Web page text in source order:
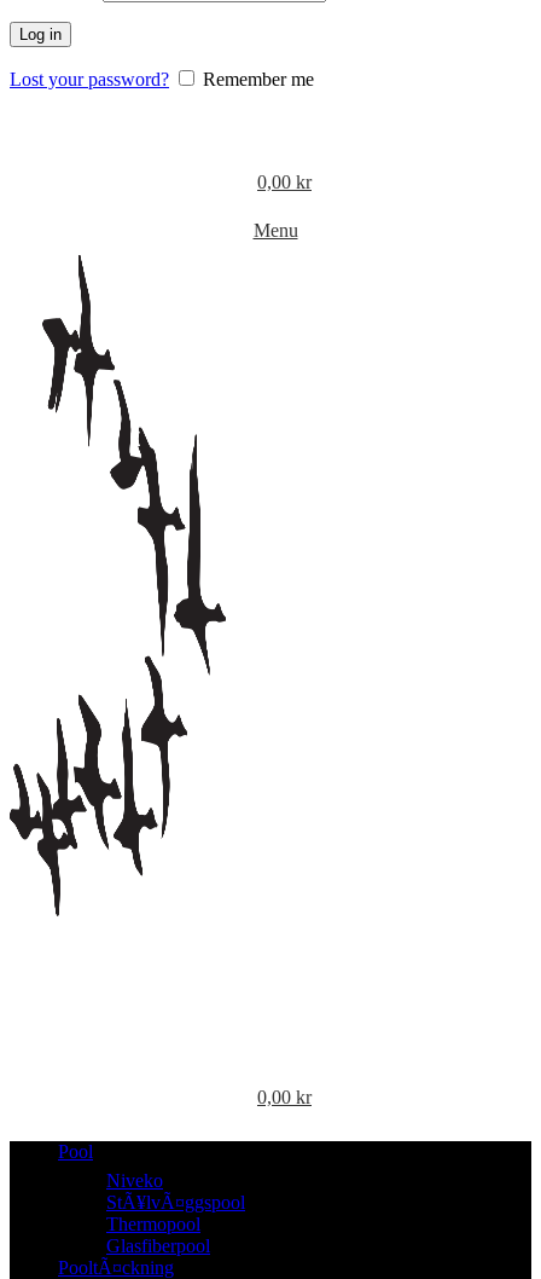
Log in
Lost your password? Remember me
0,00 kr
Menu
0,00 kr
Pool
Niveko
StÃ¥lvÃ¤ggspool
Thermopool
Glasfiberpool
PooltÃ¤ckning